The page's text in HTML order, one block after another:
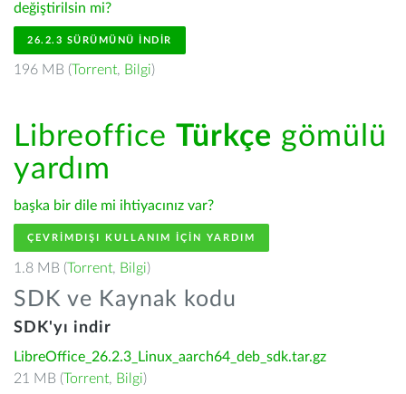
değiştirilsin mi?
26.2.3 SÜRÜMÜNÜ İNDIR
196 MB (Torrent, Bilgi)
Libreoffice Türkçe gömülü
yardım
başka bir dile mi ihtiyacınız var?
ÇEVRIMDIŞI KULLANIM IÇIN YARDIM
1.8 MB (Torrent, Bilgi)
SDK ve Kaynak kodu
SDK'yı indir
LibreOffice_26.2.3_Linux_aarch64_deb_sdk.tar.gz
21 MB (Torrent, Bilgi)